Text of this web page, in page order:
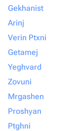
Gekhanist
Arinj
Verin Ptxni
Getamej
Yeghvard
Zovuni
Mrgashen
Proshyan
Ptghni